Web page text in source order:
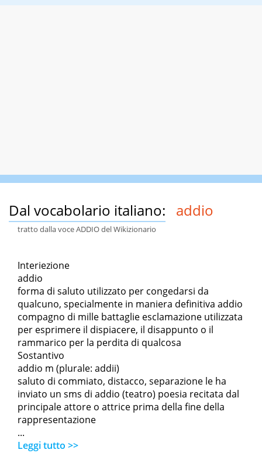
Dal vocabolario italiano: addio
tratto dalla voce ADDIO del Wikizionario
Interiezione
addio
forma di saluto utilizzato per congedarsi da
qualcuno, specialmente in maniera definitiva addio
compagno di mille battaglie esclamazione utilizzata
per esprimere il dispiacere, il disappunto o il
rammarico per la perdita di qualcosa
Sostantivo
addio m (plurale: addii)
saluto di commiato, distacco, separazione le ha
inviato un sms di addio (teatro) poesia recitata dal
principale attore o attrice prima della fine della
rappresentazione
...
Leggi tutto >>